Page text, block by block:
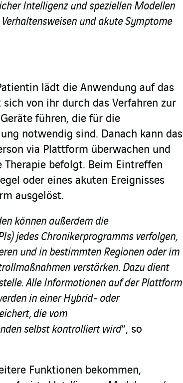
Intelligenz und speziellen Modellen
und akute Symptome
lädt die Anwendung auf das
von ihr durch das Verfahren zur
führen, die für die
notwendig sind. Danach kann das
via Plattform überwachen und
Therapie befolgt. Beim Eintreffen
oder eines akuten Ereignisses
ausgelöst.
können außerdem die
jedes Chronikerprogramms verfolgen,
und in bestimmten Regionen oder im
verstärken. Dazu dient
Alle Informationen auf der Plattform
in einer Hybrid- oder
die vom
selbst kontrolliert wird“, so
Funktionen bekommen,